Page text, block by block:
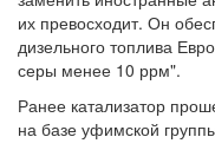
их превосходит. Он
дизельного топлива
серы менее 10 ррм".
Ранее катализатор
на базе уфимской